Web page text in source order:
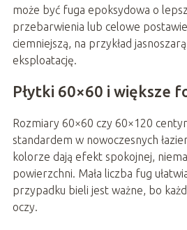
może być fuga epoksydowa o
przebarwienia lub celowe
ciemniejszą, na przykład
eksploatację.
Płytki 60×60 i większe
Rozmiary 60×60 czy 60×120
standardem w nowoczesnych
kolorze dają efekt spokojnej,
powierzchni. Mała liczba fug
przypadku bieli jest ważne, bo
oczy.